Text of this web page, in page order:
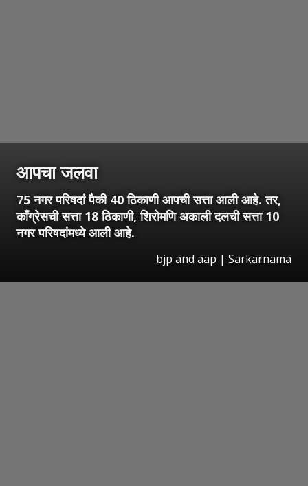
आपचा जलवा
75 नगर परिषदां पैकी 40 ठिकाणी आपची सत्ता आली आहे. तर,
काँग्रेसची सत्ता 18 ठिकाणी, शिरोमणि अकाली दलची सत्ता 10
नगर परिषदांमध्ये आली आहे.
bjp and aap | Sarkarnama